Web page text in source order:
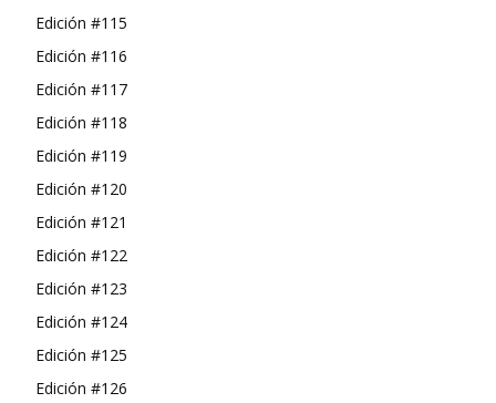
Edición #115
Edición #116
Edición #117
Edición #118
Edición #119
Edición #120
Edición #121
Edición #122
Edición #123
Edición #124
Edición #125
Edición #126